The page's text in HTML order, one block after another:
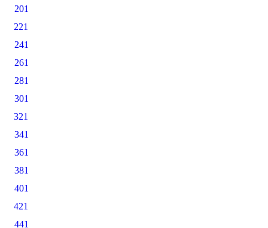
201
221
241
261
281
301
321
341
361
381
401
421
441